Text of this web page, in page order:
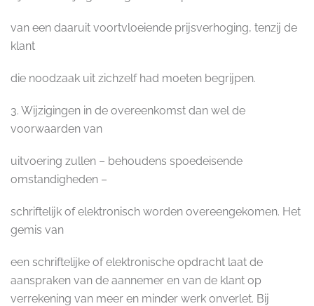
van een daaruit voortvloeiende prijsverhoging, tenzij de
klant
die noodzaak uit zichzelf had moeten begrijpen.
3. Wijzigingen in de overeenkomst dan wel de
voorwaarden van
uitvoering zullen – behoudens spoedeisende
omstandigheden –
schriftelijk of elektronisch worden overeengekomen. Het
gemis van
een schriftelijke of elektronische opdracht laat de
aanspraken van de aannemer en van de klant op
verrekening van meer en minder werk onverlet. Bij